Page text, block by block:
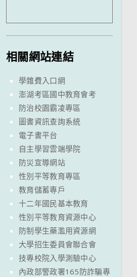
相關網站連結
學雜費入口網
澎湖考區國中教育會考
防治校園霸凌專區
圖書資訊查詢系統
電子書平台
自主學習雲端學院
防災宣導網站
性別平等教育專區
教育儲蓄專戶
十二年國民基本教育
性別平等教育資源中心
防制學生藥濫用資源網
大學招生委員會聯合會
技專校院入學測驗中心
內政部警政署165防詐騙專